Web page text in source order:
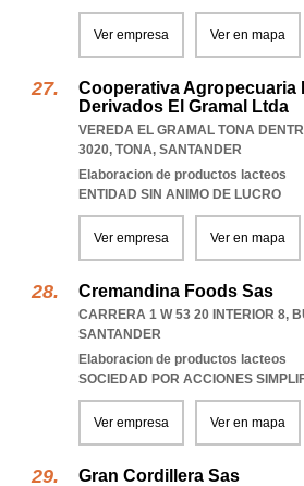
Ver empresa Ver en mapa
Cooperativa Agropecuaria
Derivados El Gramal Ltda
VEREDA EL GRAMAL TONA
3020, TONA, SANTANDER
Elaboracion de productos lacteos
ENTIDAD SIN ANIMO DE LUCRO
Ver empresa Ver en mapa
Cremandina Foods Sas
CARRERA 1 W 53 20 INTERIOR 8,
SANTANDER
Elaboracion de productos lacteos
SOCIEDAD POR ACCIONES
Ver empresa Ver en mapa
Gran Cordillera Sas